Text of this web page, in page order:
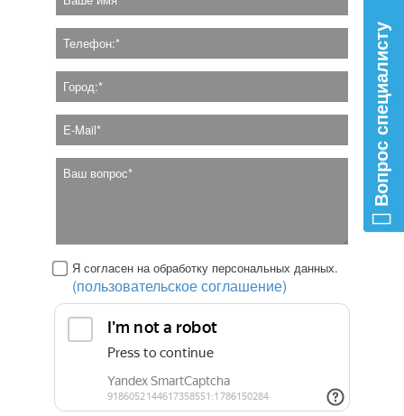
Я согласен на обработку персональных данных.
(пользовательское соглашение)
Вопрос специалисту